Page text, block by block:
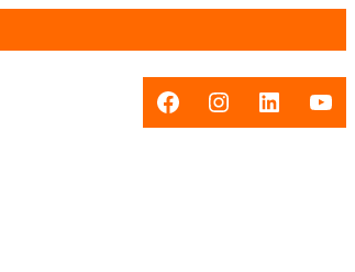
Facebook
Instagram